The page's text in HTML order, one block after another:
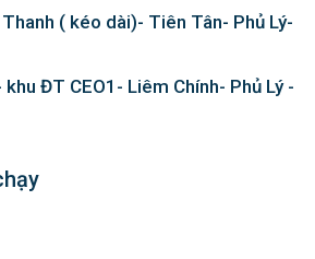
( kéo dài)- Tiên Tân- Phủ Lý-
ĐT CEO1- Liêm Chính- Phủ Lý -